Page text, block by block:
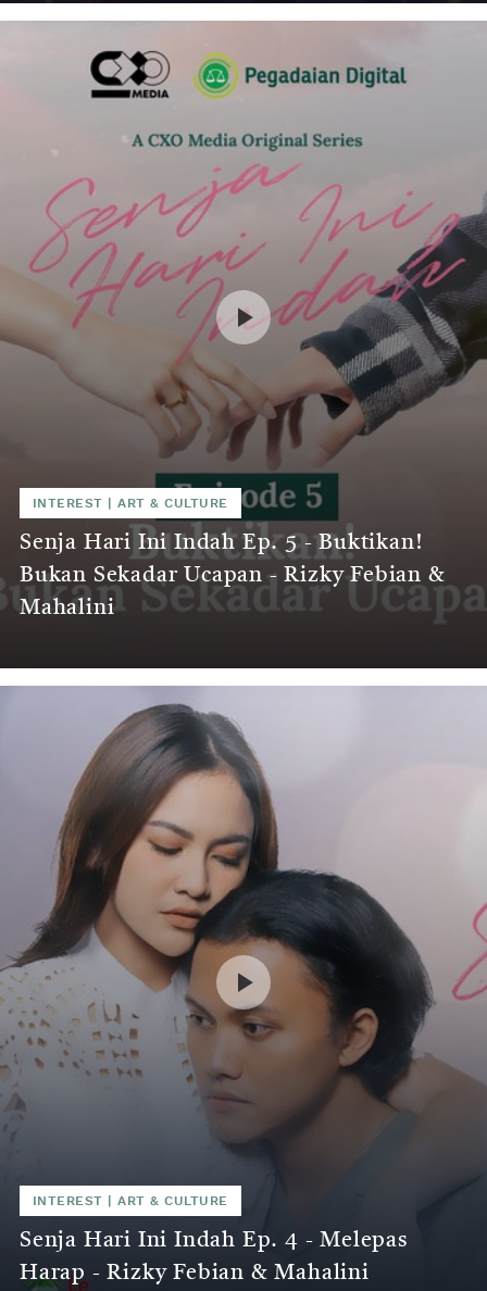
INTEREST |ART & CULTURE
Senja Hari Ini Indah Ep. 5 - Buktikan!
Bukan Sekadar Ucapan - Rizky Febian &
Mahalini
INTEREST |ART & CULTURE
Senja Hari Ini Indah Ep. 4 - Melepas
Harap - Rizky Febian & Mahalini